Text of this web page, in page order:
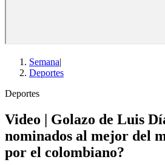
Semana|
Deportes
Deportes
Video | Golazo de Luis
nominados al mejor del
por el colombiano?